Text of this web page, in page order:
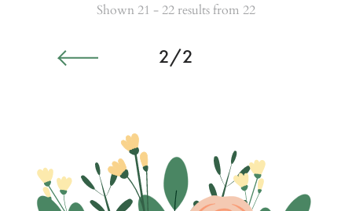
Shown 21 - 22 results from 22
2/2